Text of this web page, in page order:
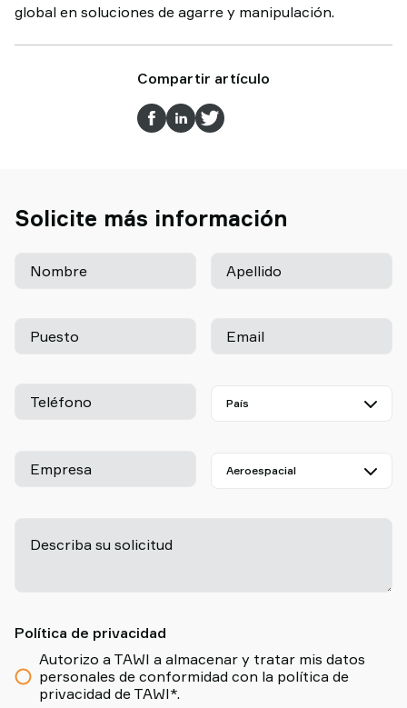
global en soluciones de agarre y manipulación.
Compartir artículo
Solicite más información
Nombre Apellido
Puesto Email
Teléfono
Empresa
Describa su solicitud
Política de privacidad
Autorizo a TAWI a almacenar y tratar mis datos
personales de conformidad con la política de
privacidad de TAWI*.